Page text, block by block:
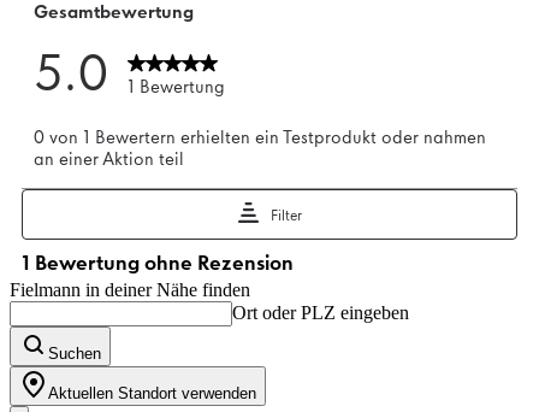
Fielmann in deiner Nähe finden
Ort oder PLZ eingeben
Suchen
Aktuellen Standort verwenden